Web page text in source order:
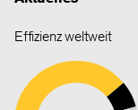
Effizienz weltweit